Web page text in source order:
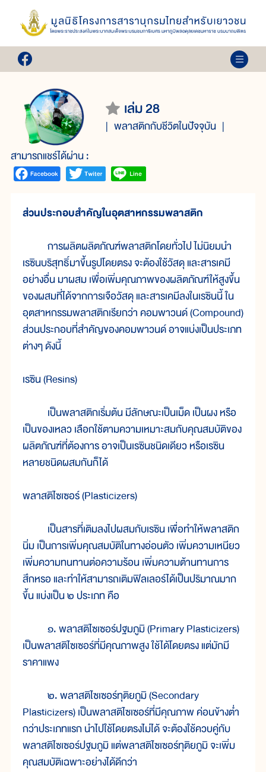
เล่ม 28
พลาสติกกับชีวิตในปัจจุบัน
สามารถแชร์ได้ผ่าน :
ส่วนประกอบสำคัญในอุตสาหกรรมพลาสติก
การผลิตผลิตภัณฑ์พลาสติกโดยทั่วไป ไม่นิยมนำ
เรซินบริสุทธิ์มาขึ้นรูปโดยตรง จะต้องใช้วัสดุ และสารเคมี
อย่างอื่น มาผสม เพื่อเพิ่มคุณภาพของผลิตภัณฑ์ให้สูงขึ้น
ของผสมที่ได้จากการเจือวัสดุ และสารเคมีลงในเรซินนี้ ใน
อุตสาหกรรมพลาสติกเรียกว่า คอมพาวนด์ (Compound)
ส่วนประกอบที่สำคัญของคอมพาวนด์ อาจแบ่งเป็นประเภท
ต่างๆ ดังนี้
เรซิน (Resins)
เป็นพลาสติกเริ่มต้น มีลักษณะเป็นเม็ด เป็นผง หรือ
เป็นของเหลว เลือกใช้ตามความเหมาะสมกับคุณสมบัติของ
ผลิตภัณฑ์ที่ต้องการ อาจเป็นเรซินชนิดเดียว หรือเรซิน
หลายชนิดผสมกันก็ได้
พลาสติไซเซอร์ (Plasticizers)
เป็นสารที่เติมลงไปผสมกับเรซิน เพื่อทำให้พลาสติก
นิ่ม เป็นการเพิ่มคุณสมบัติในทางอ่อนตัว เพิ่มความเหนียว
เพิ่มความทนทานต่อความร้อน เพิ่มความต้านทานการ
สึกหรอ และทำให้สามารถเติมฟิลเลอร์ได้เป็นปริมาณมาก
ขึ้น แบ่งเป็น ๒ ประเภท คือ
๑. พลาสติไซเซอร์ปฐมภูมิ (Primary Plasticizers)
เป็นพลาสติไซเซอร์ที่มีคุณภาพสูง ใช้ได้โดยตรง แต่มักมี
ราคาแพง
๒. พลาสติไซเซอร์ทุติยภูมิ (Secondary
Plasticizers) เป็นพลาสติไซเซอร์ที่มีคุณภาพ ค่อนข้างต่ำ
กว่าประเภทแรก นำไปใช้โดยตรงไม่ได้ จะต้องใช้ควบคู่กับ
พลาสติไซเซอร์ปฐมภูมิ แต่พลาสติไซเซอร์ทุติยภูมิ จะเพิ่ม
คุณสมบัติเฉพาะอย่างได้ดีกว่า